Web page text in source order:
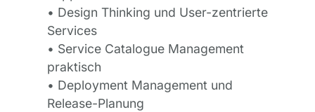
• Design Thinking und User-zentrierte
Services
• Service Catalogue Management
praktisch
• Deployment Management und
Release-Planung